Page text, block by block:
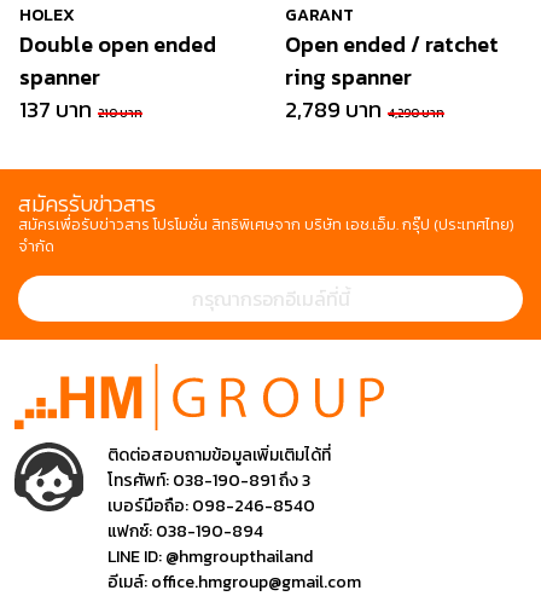
HOLEX
Double open ended
spanner
137 บาท 210 บาท
GARANT
Open ended / ratchet
ring spanner
2,789 บาท 4,290 บาท
สมัครรับข่าวสาร
สมัครเพื่อรับข่าวสาร โปรโมชั่น สิทธิพิเศษจาก บริษัท เอช.เอ็ม. กรุ๊ป (ประเทศไทย)
จำกัด
ติดต่อสอบถามข้อมูลเพิ่มเติมได้ที่
โทรศัพท์:038-190-891 ถึง 3
เบอร์มือถือ:098-246-8540
แฟกซ์:038-190-894
LINE ID:@hmgroupthailand
อีเมล์:office.hmgroup@gmail.com